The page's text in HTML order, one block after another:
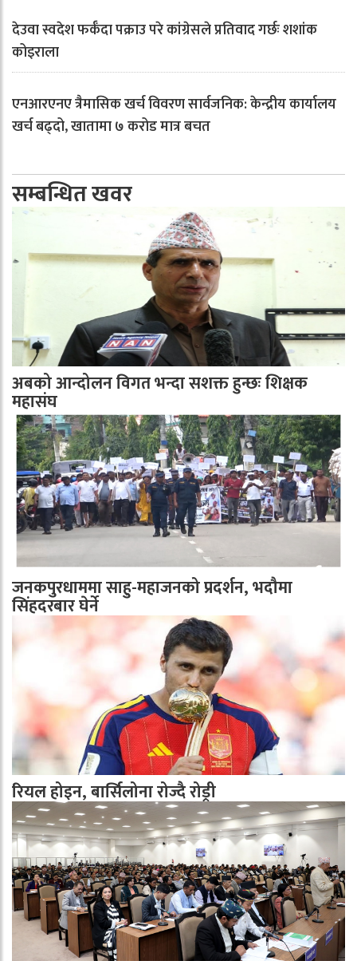
देउवा स्वदेश फर्कँदा पक्राउ परे कांग्रेसले प्रतिवाद गर्छः शशांक
कोइराला
एनआरएनए त्रैमासिक खर्च विवरण सार्वजनिक: केन्द्रीय कार्यालय
खर्च बढ्दो, खातामा ७ करोड मात्र बचत
सम्बन्धित खवर
अबको आन्दोलन विगत भन्दा सशक्त हुन्छः शिक्षक
महासंघ
जनकपुरधाममा साहु-महाजनको प्रदर्शन, भदौमा
सिंहदरबार घेर्ने
रियल होइन, बार्सिलोना रोज्दै रोड्री